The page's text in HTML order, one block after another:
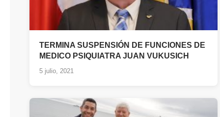
TERMINA SUSPENSIÓN DE FUNCIONES DE
MEDICO PSIQUIATRA JUAN VUKUSICH
5 julio, 2021